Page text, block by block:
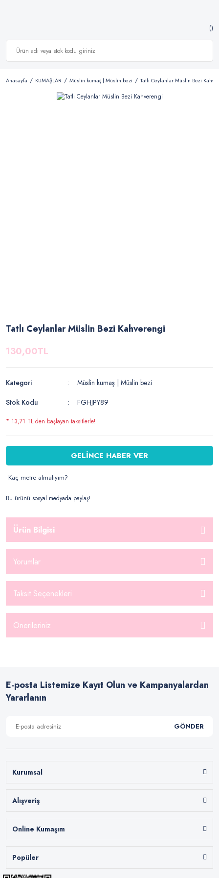
Anasayfa KUMAŞLAR Müslin kumaş | Müslin bezi Tatlı Ceylanlar Müslin Bezi
Tatlı Ceylanlar Müslin Bezi Kahverengi
130,00TL
Kategori
Müslin kumaş | Müslin bezi
Stok Kodu
FGHJPY89
* 13,71 TL den başlayan taksitlerle!
GELİNCE HABER VER
Kaç metre almalıyım?
Bu ürünü sosyal medyada paylaş!
Ürün Bilgisi
Yorumlar
Taksit Seçenekleri
Önerileriniz
E-posta Listemize Kayıt Olun ve Kampanyalardan
Yararlanın
GÖNDER
Kurumsal
Alışveriş
Online Kumaşım
Popüler